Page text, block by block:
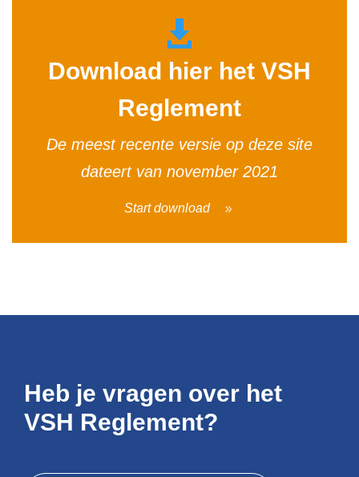
Download hier het VSH
Reglement
De meest recente versie op deze site
dateert van november 2021
Start download
Heb je vragen over het
VSH Reglement?